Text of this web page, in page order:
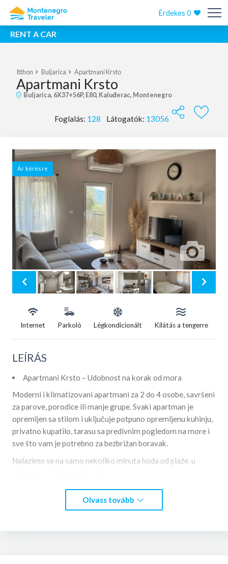
Érdekes0
RENT A CAR
Itthon Buljarica Apartmani Krsto
Apartmani Krsto
Buljarica, 6X37+56P, E80, Kaluđerac, Montenegro
Foglalás: 128 Látogatók: 13056
Ár kérésre
Internet Parkoló Légkondicionált Kilátás a tengerre
LEÍRÁS
Apartmani Krsto – Udobnost na korak od mora
Moderni i klimatizovani apartmani za 2 do 4 osobe, savršeni
za parove, porodice ili manje grupe. Svaki apartman je
opremljen sa stilom i uključuje potpuno opremljenu kuhinju,
privatno kupatilo, tarasu sa predivnim pogledom na more i
sve što vam je potrebno za bezbrižan boravak.
Nalazimo se na samo nekoliko minuta hoda od plaže, u
Gostima su na raspolaganju besplatan WiFi i privatni
Olvass tovább